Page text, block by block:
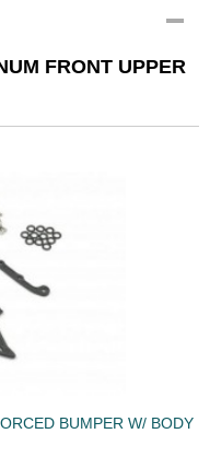
FRONT UPPER
BUMPER W/ BODY